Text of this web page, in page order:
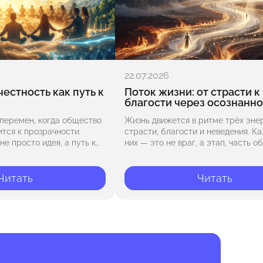
как путь к
когда общество
к прозрачности.
просто идея, а путь к
22.07.2026
Поток жизни: от страсти к
благости через
Жизнь движется в ритме трёх
страсти, благости и неведения.
них — это не враг, а этап, часть
Она…
Читать